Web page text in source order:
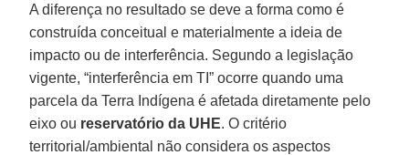
A diferença no resultado se deve a forma como é
construída conceitual e materialmente a ideia de
impacto ou de interferência. Segundo a legislação
vigente, “interferência em TI” ocorre quando uma
parcela da Terra Indígena é afetada diretamente pelo
eixo ou reservatório da UHE. O critério
territorial/ambiental não considera os aspectos